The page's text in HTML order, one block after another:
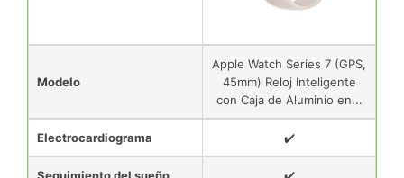
Modelo
Apple Watch Series 7 (GPS,
45mm) Reloj Inteligente
con Caja de Aluminio en...
Electrocardiograma ✔️
Seguimiento del sueño ✔️